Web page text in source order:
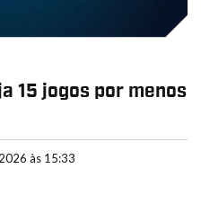
15 jogos por menos
às 15:33